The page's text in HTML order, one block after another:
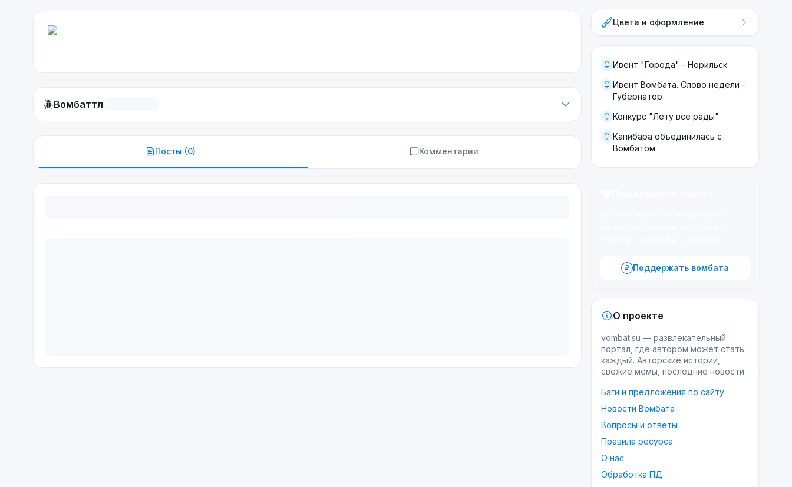
🪲Вомбаттл
Посты (0) Комментарии
ЖестьЦвета и оформление
Ивент "Города" - Норильск
Ивент Вомбата. Слово недели -
Губернатор
Конкурс "Лету все рады"
Капибара объединилась с
Вомбатом
Поддержать вомбата
О проекте
vombat.su — развлекательный
портал, где автором может стать
каждый. Авторские истории,
свежие мемы, последние новости
Баги и предложения по сайту
Новости Вомбата
Вопросы и ответы
Правила ресурса
О нас
Обработка ПД